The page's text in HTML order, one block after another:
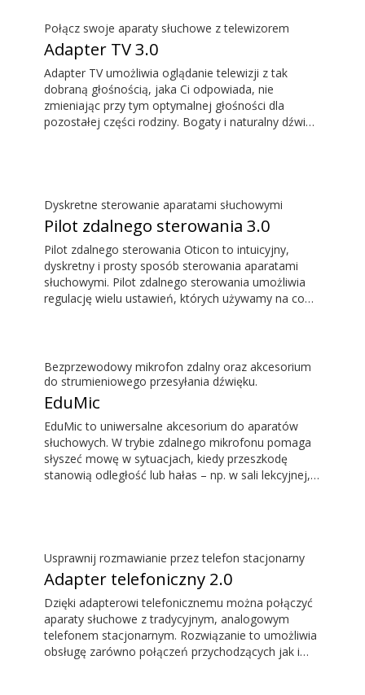
zatem dyskretnie regulować swoje aparaty
słuchowe.
Połącz swoje aparaty słuchowe z telewizorem
Adapter TV 3.0
Adapter TV umożliwia oglądanie telewizji z tak
dobraną głośnością, jaka Ci odpowiada, nie
zmieniając przy tym optymalnej głośności dla
pozostałej części rodziny. Bogaty i naturalny dźwięk
Dyskretne sterowanie aparatami słuchowymi
Pilot zdalnego sterowania 3.0
Pilot zdalnego sterowania Oticon to intuicyjny,
dyskretny i prosty sposób sterowania aparatami
słuchowymi. Pilot zdalnego sterowania umożliwia
regulację wielu ustawień, których używamy na co
Bezprzewodowy mikrofon zdalny oraz akcesorium
do strumieniowego przesyłania dźwięku.
EduMic
EduMic to uniwersalne akcesorium do aparatów
słuchowych. W trybie zdalnego mikrofonu pomaga
słyszeć mowę w sytuacjach, kiedy przeszkodę
stanowią odległość lub hałas – np. w sali lekcyjnej,
słuchowych Oticon z techniką Bluetooth. EduMic
odbiera również sygnał audio z systemów pętli
indukcyjnych w miejscach użyteczności publicznej.
Usprawnij rozmawianie przez telefon stacjonarny
Adapter telefoniczny 2.0
Dzięki adapterowi telefonicznemu można połączyć
aparaty słuchowe z tradycyjnym, analogowym
telefonem stacjonarnym. Rozwiązanie to umożliwia
obsługę zarówno połączeń przychodzących jak i